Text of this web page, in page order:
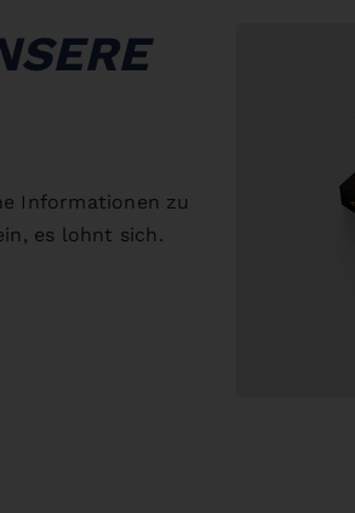
Informationen zu
es lohnt sich.